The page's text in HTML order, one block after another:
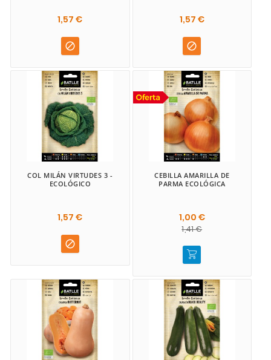
1,57 €

1,57 €

COL MILÁN VIRTUDES 3 -
ECOLÓGICO
1,57 €

CEBILLA AMARILLA DE
PARMA ECOLÓGICA
1,00 €
1,41 €